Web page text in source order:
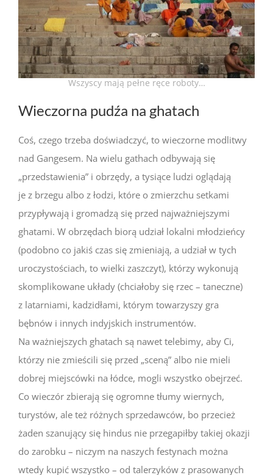
Wszyscy mają pełne ręce roboty…
Wieczorna pudźa na ghatach
Coś, czego trzeba doświadczyć, to wieczorne modlitwy
nad Gangesem. Na wielu gathach odbywają się
„przedstawienia” i obrzędy, a tysiące ludzi oglądają
je z brzegu albo z łodzi, które o zmierzchu setkami
przypływają i gromadzą się przed najważniejszymi
ghatami. W obrzędach biorą udział lokalni młodzieńcy
(podobno co jakiś czas się zmieniają, a udział w tych
uroczystościach, to wielki zaszczyt), którzy wykonują
skomplikowane układy (chciałoby się rzec – taneczne)
z latarniami, kadzidłami, którym towarzyszy gra
bębnów i innych indyjskich instrumentów.
Na ważniejszych ghatach są nawet telebimy, aby Ci,
którzy nie zmieścili się przed „sceną” albo nie mieli
dobrej miejscówki na łódce, mogli wszystko obejrzeć.
Co wieczór zbierają się ogromne tłumy wiernych,
turystów, ale też różnych sprzedawców, bo przecież
żaden szanujący się hindus nie przegapiłby takiej okazji
do zarobku – niczym na naszych festynach można
wtedy kupić wszystko – od talerzyków z prasowanych